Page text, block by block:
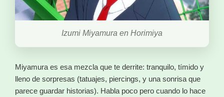
Izumi Miyamura en Horimiya
Miyamura es esa mezcla que te derrite: tranquilo, tímido y
lleno de sorpresas (tatuajes, piercings, y una sonrisa que
parece guardar historias). Habla poco pero cuando lo hace